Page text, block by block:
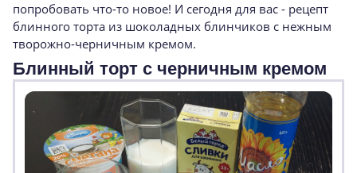
попробовать что-то новое! И сегодня для вас - рецепт
блинного торта из шоколадных блинчиков с нежным
творожно-черничным кремом.
Блинный торт с черничным кремом